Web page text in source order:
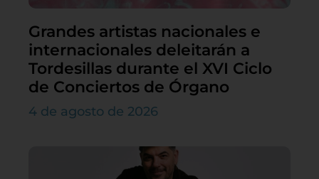
Grandes artistas nacionales e
internacionales deleitarán a
Tordesillas durante el XVI Ciclo
de Conciertos de Órgano
4 de agosto de 2026